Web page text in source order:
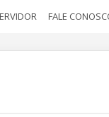
FALE